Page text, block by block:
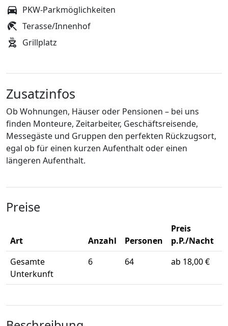
PKW-Parkmöglichkeiten
Terasse/Innenhof
Grillplatz
Zusatzinfos
Ob Wohnungen, Häuser oder Pensionen – bei uns
finden Monteure, Zeitarbeiter, Geschäftsreisende,
Messegäste und Gruppen den perfekten Rückzugsort,
egal ob für einen kurzen Aufenthalt oder einen
längeren Aufenthalt.
Preise
Art Anzahl Personen
Preis
p.P./Nacht
Gesamte
Unterkunft
6 64 ab 18,00 €